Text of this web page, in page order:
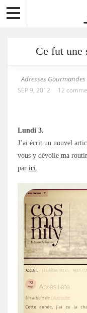
Ce fut une
Adresses Gourmandes
SEP 9, 2012 12
Lundi 3.
J’ai écrit un nouvel
vous y dévoile ma
par ici.